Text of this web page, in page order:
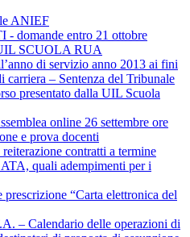
ANIEF
domande entro 21 ottobre
SCUOLA RUA
di servizio anno 2013 ai fini
carriera – Sentenza del Tribunale
presentato dalla UIL Scuola
online 26 settembre ore
e prova docenti
contratti a termine
quali adempimenti per i
“Carta elettronica del
– Calendario delle operazioni di